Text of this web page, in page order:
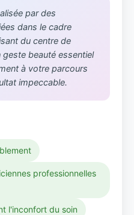
par des
dans le cadre
du centre de
beauté essentiel
à votre parcours
impeccable.
professionnelles
l'inconfort du soin